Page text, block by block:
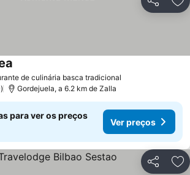
Partilhar
de culinária basca tradicional
Gordejuela, a 6.2 km de Zalla
para ver os preços
Ver preços
Partilhar